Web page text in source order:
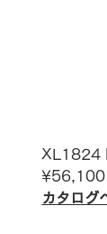
XL1824
¥56,100
カタログ